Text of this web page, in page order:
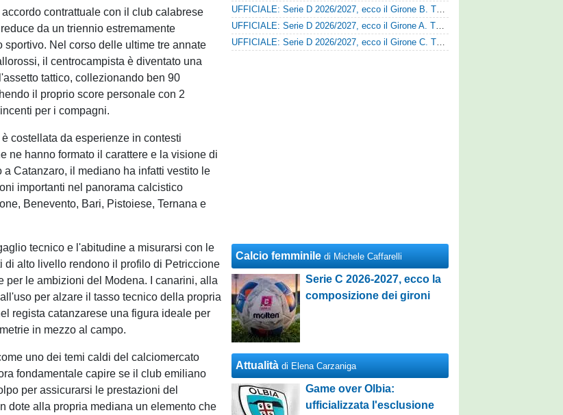
accordo contrattuale con il club calabrese
da un triennio estremamente
sportivo. Nel corso delle ultime tre annate
il centrocampista è diventato una
tattico, collezionando ben 90
il proprio score personale con 2
per i compagni.
costellata da esperienze in contesti
ne hanno formato il carattere e la visione di
Catanzaro, il mediano ha infatti vestito le
importanti nel panorama calcistico
Benevento, Bari, Pistoiese, Ternana e
tecnico e l'abitudine a misurarsi con le
di alto livello rendono il profilo di Petriccione
per le ambizioni del Modena. I canarini, alla
per alzare il tasso tecnico della propria
regista catanzarese una figura ideale per
in mezzo al campo.
uno dei temi caldi del calciomercato
fondamentale capire se il club emiliano
per assicurarsi le prestazioni del
dote alla propria mediana un elemento che
UFFICIALE: Serie D 2026/2027, ecco il Girone B. Tutte le squadre
UFFICIALE: Serie D 2026/2027, ecco il Girone A. Tutte le squadre
UFFICIALE: Serie D 2026/2027, ecco il Girone C. Tutte le squadre
Calcio femminile di Michele Caffarelli
Serie C 2026-2027, ecco la
composizione dei gironi
Attualità di Elena Carzaniga
Game over Olbia:
ufficializzata l'esclusione